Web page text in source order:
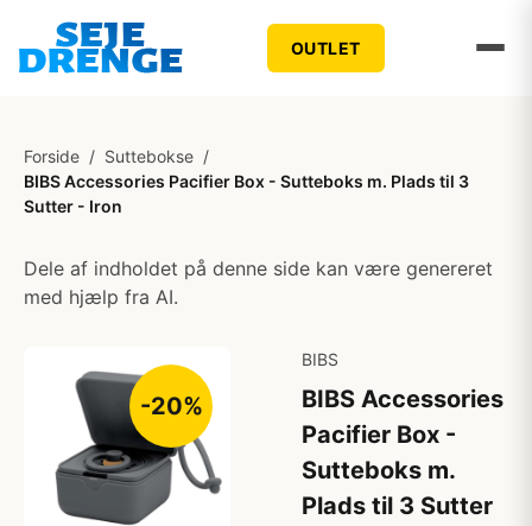
OUTLET
Forside / Suttebokse /
BIBS Accessories Pacifier Box - Sutteboks m. Plads til 3
Sutter - Iron
Dele af indholdet på denne side kan være genereret
med hjælp fra AI.
-20%
BIBS
BIBS Accessories
Pacifier Box -
Sutteboks m.
Plads til 3 Sutter